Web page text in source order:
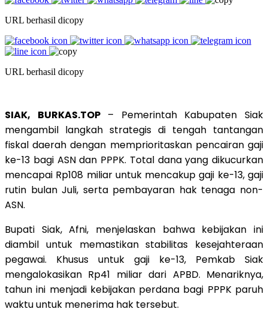
URL berhasil dicopy
URL berhasil dicopy
SIAK, BURKAS.TOP– Pemerintah Kabupaten Siak
mengambil langkah strategis di tengah tantangan
fiskal daerah dengan memprioritaskan pencairan gaji
ke-13 bagi ASN dan PPPK. Total dana yang dikucurkan
mencapai Rp108 miliar untuk mencakup gaji ke-13, gaji
rutin bulan Juli, serta pembayaran hak tenaga non-
ASN.
Bupati Siak, Afni, menjelaskan bahwa kebijakan ini
diambil untuk memastikan stabilitas kesejahteraan
pegawai. Khusus untuk gaji ke-13, Pemkab Siak
mengalokasikan Rp41 miliar dari APBD. Menariknya,
tahun ini menjadi kebijakan perdana bagi PPPK paruh
waktu untuk menerima hak tersebut.